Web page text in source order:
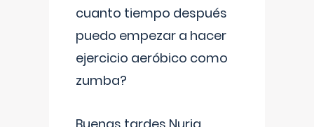
cuanto tiempo después
puedo empezar a hacer
ejercicio aeróbico como
zumba?